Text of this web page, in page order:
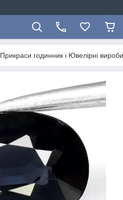
Прикраси годинник і Ювелірні